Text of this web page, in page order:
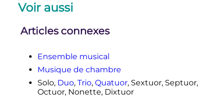
Voir aussi
Articles connexes
Ensemble musical
Musique de chambre
Solo, Duo, Trio, Quatuor, Sextuor, Septuor,
Octuor, Nonette, Dixtuor